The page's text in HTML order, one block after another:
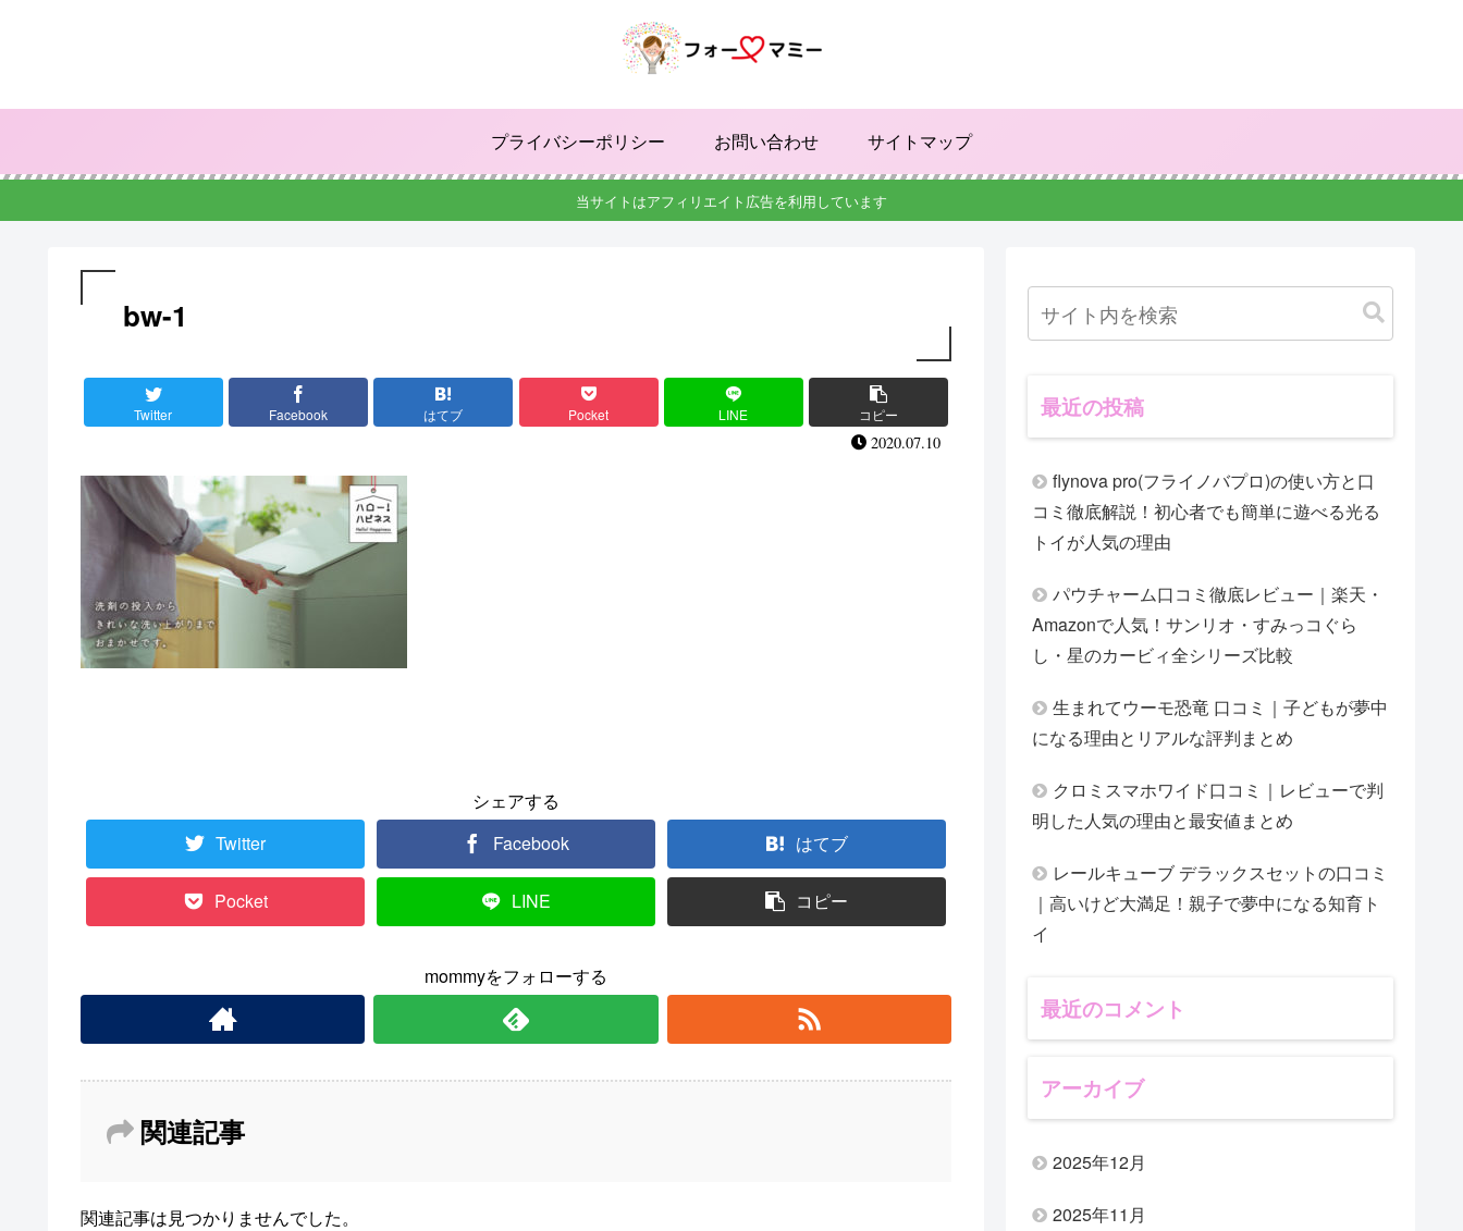
プライバシーポリシー お問い合わせ サイトマップ
当サイトはアフィリエイト広告を利用しています
bw-1
Twitter Facebook はてブ Pocket LINE コピー
2020.07.10
シェアする
Twitter
Facebook はてブ
Pocket LINE コピー
mommyをフォローする
関連記事
関連記事は見つかりませんでした。
最近の投稿
flynova pro(フライノバプロ)の使い方と口
コミ徹底解説！初心者でも簡単に遊べる光る
トイが人気の理由
パウチャーム口コミ徹底レビュー｜楽天・
Amazonで人気！サンリオ・すみっコぐら
し・星のカービィ全シリーズ比較
生まれてウーモ恐竜 口コミ｜子どもが夢中
になる理由とリアルな評判まとめ
クロミスマホワイド口コミ｜レビューで判
明した人気の理由と最安値まとめ
レールキューブ デラックスセットの口コミ
｜高いけど大満足！親子で夢中になる知育ト
イ
最近のコメント
アーカイブ
2025年12月
2025年11月